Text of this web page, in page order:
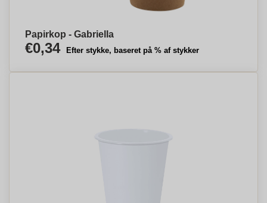
Papirkop - Gabriella
€0,34 Efter stykke, baseret på % af stykker